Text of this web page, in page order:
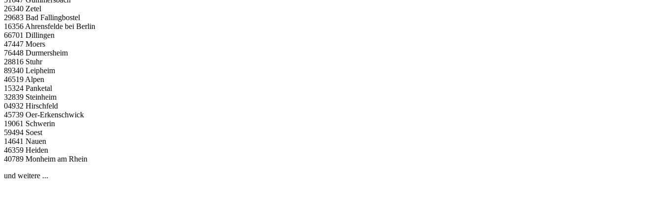
26340 Zetel
29683 Bad Fallingbostel
16356 Ahrensfelde bei Berlin
66701 Dillingen
47447 Moers
76448 Durmersheim
28816 Stuhr
89340 Leipheim
46519 Alpen
15324 Panketal
32839 Steinheim
04932 Hirschfeld
45739 Oer-Erkenschwick
19061 Schwerin
59494 Soest
14641 Nauen
46359 Heiden
40789 Monheim am Rhein
und weitere ...